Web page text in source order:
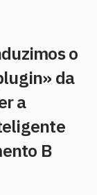
o
da
a
B